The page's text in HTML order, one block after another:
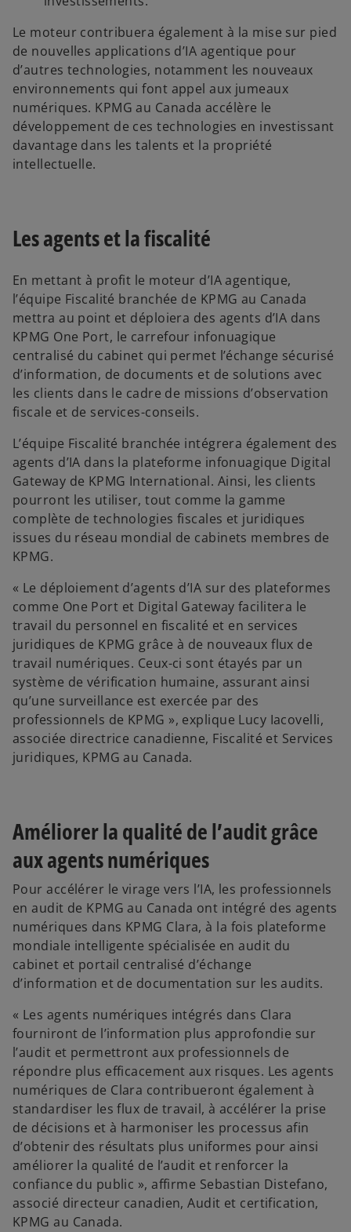
Le moteur contribuera également à la mise sur pied
de nouvelles applications d’IA agentique pour
d’autres technologies, notamment les nouveaux
environnements qui font appel aux jumeaux
numériques. KPMG au Canada accélère le
développement de ces technologies en investissant
davantage dans les talents et la propriété
intellectuelle.
Les agents et la fiscalité
En mettant à profit le moteur d’IA agentique,
l’équipe Fiscalité branchée de KPMG au Canada
mettra au point et déploiera des agents d’IA dans
KPMG One Port, le carrefour infonuagique
centralisé du cabinet qui permet l’échange sécurisé
d’information, de documents et de solutions avec
les clients dans le cadre de missions d’observation
fiscale et de services-conseils.
L’équipe Fiscalité branchée intégrera également des
agents d’IA dans la plateforme infonuagique Digital
Gateway de KPMG International. Ainsi, les clients
pourront les utiliser, tout comme la gamme
complète de technologies fiscales et juridiques
issues du réseau mondial de cabinets membres de
KPMG.
« Le déploiement d’agents d’IA sur des plateformes
comme One Port et Digital Gateway facilitera le
travail du personnel en fiscalité et en services
juridiques de KPMG grâce à de nouveaux flux de
travail numériques. Ceux-ci sont étayés par un
système de vérification humaine, assurant ainsi
qu’une surveillance est exercée par des
professionnels de KPMG », explique Lucy Iacovelli,
associée directrice canadienne, Fiscalité et Services
juridiques, KPMG au Canada.
Améliorer la qualité de l’audit grâce
aux agents numériques
Pour accélérer le virage vers l’IA, les professionnels
en audit de KPMG au Canada ont intégré des agents
numériques dans KPMG Clara, à la fois plateforme
mondiale intelligente spécialisée en audit du
cabinet et portail centralisé d’échange
d’information et de documentation sur les audits.
« Les agents numériques intégrés dans Clara
fourniront de l’information plus approfondie sur
l’audit et permettront aux professionnels de
répondre plus efficacement aux risques. Les agents
numériques de Clara contribueront également à
standardiser les flux de travail, à accélérer la prise
de décisions et à harmoniser les processus afin
d’obtenir des résultats plus uniformes pour ainsi
améliorer la qualité de l’audit et renforcer la
confiance du public », affirme Sebastian Distefano,
associé directeur canadien, Audit et certification,
KPMG au Canada.